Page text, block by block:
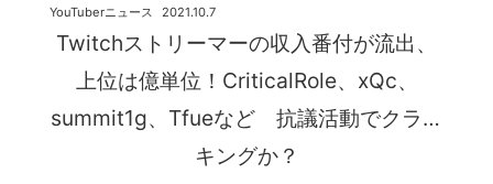
Twitchストリーマーの収入番付が流出、
上位は億単位！CriticalRole、xQc、
summit1g、Tfueなど 抗議活動でクラッ
キングか？
2021.10.7
YouTuberニュース